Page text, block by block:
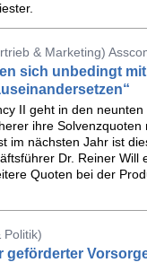
& Marketing)
sich unbedingt
II geht in den
ihre Solvenzquoten
im nächsten Jahr ist
Dr. Reiner Will
Quoten bei der
Politik)
geförderter